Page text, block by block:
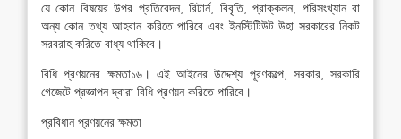
যে কোন বিষয়ের উপর প্রতিবেদন, রিটার্ন, বিবৃতি, প্রাক্কলন, পরিসংখ্যান বা
অন্য কোন তথ্য আহবান করিতে পারিবে এবং ইনস্টিটিউট উহা সরকারের নিকট
সরবরাহ করিতে বাধ্য থাকিবে।
বিধি প্রণয়নের ক্ষমতা১৬। এই আইনের উদ্দেশ্য পূরণকল্পে, সরকার, সরকারি
গেজেটে প্রজ্ঞাপন দ্বারা বিধি প্রণয়ন করিতে পারিবে।
প্রবিধান প্রণয়নের ক্ষমতা